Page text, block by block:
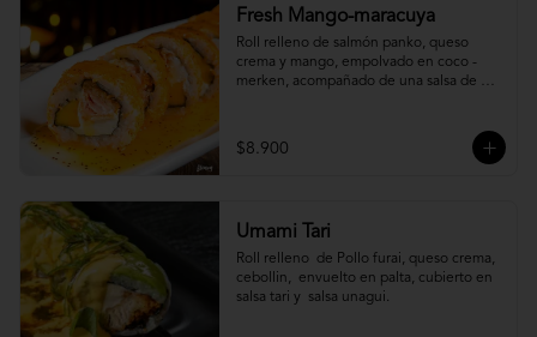
Fresh Mango-maracuya
Roll relleno de salmón panko, queso
crema y mango, empolvado en coco -
merken, acompañado de una salsa de
$8.900
Umami Tari
Roll relleno  de Pollo furai, queso crema,
cebollin,  envuelto en palta, cubierto en
salsa tari y  salsa unagui.